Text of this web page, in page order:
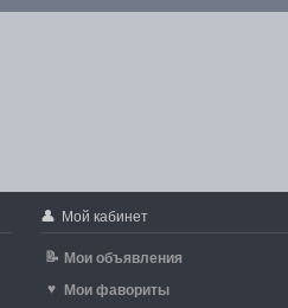
👤 Мой кабинет
📝 Мои объявления
♥
Мои фавориты